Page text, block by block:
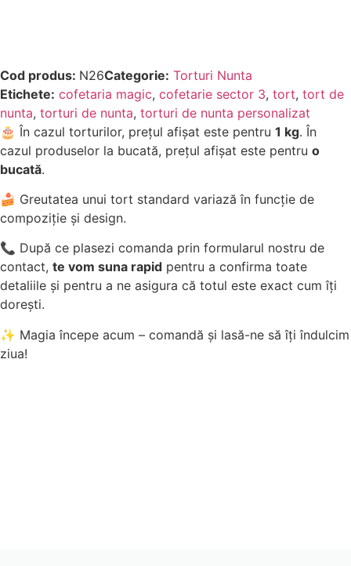
Cod produs: N26Categorie: Torturi Nunta
Etichete: cofetaria magic, cofetarie sector 3, tort, tort de
nunta, torturi de nunta, torturi de nunta personalizat
🎂 În cazul torturilor, prețul afișat este pentru 1 kg. În
cazul produselor la bucată, prețul afișat este pentru o
bucată.
🍰 Greutatea unui tort standard variază în funcție de
compoziție și design.
📞 După ce plasezi comanda prin formularul nostru de
contact, te vom suna rapid pentru a confirma toate
detaliile și pentru a ne asigura că totul este exact cum îți
dorești.
✨ Magia începe acum – comandă și lasă-ne să îți îndulcim
ziua!